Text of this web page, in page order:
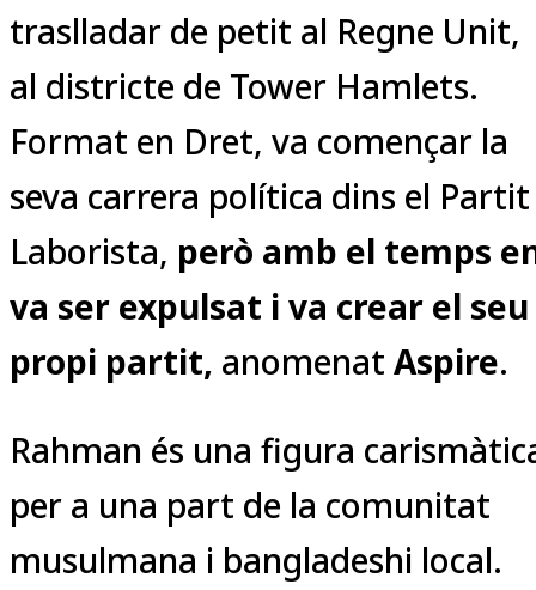
traslladar de petit al Regne Unit,
al districte de Tower Hamlets.
Format en Dret, va començar la
seva carrera política dins el Partit
Laborista, però amb el temps
va ser expulsat i va crear el seu
propi partit, anomenat Aspire.
Rahman és una figura
per a una part de la comunitat
musulmana i bangladeshi local.